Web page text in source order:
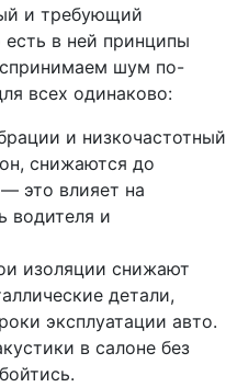
и требующий
в ней принципы
шум по-
всех одинаково:
и низкочастотный
снижаются до
это влияет на
водителя и
изоляции снижают
детали,
эксплуатации авто.
в салоне без